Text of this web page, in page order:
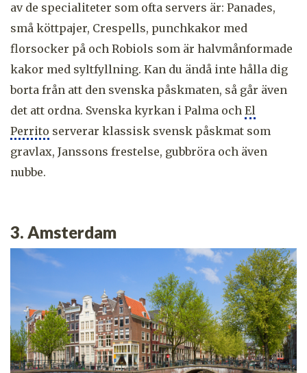
av de specialiteter som ofta servers är: Panades,
små köttpajer, Crespells, punchkakor med
florsocker på och Robiols som är halvmånformade
kakor med syltfyllning. Kan du ändå inte hålla dig
borta från att den svenska påskmaten, så går även
det att ordna. Svenska kyrkan i Palma och El
Perrito serverar klassisk svensk påskmat som
gravlax, Janssons frestelse, gubbröra och även
nubbe.
3. Amsterdam